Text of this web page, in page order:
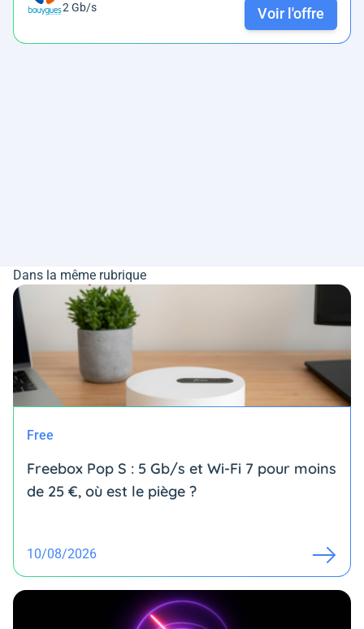
2 Gb/s Voir l'offre
Dans la même rubrique
Free
Freebox Pop S : 5 Gb/s et Wi-Fi 7 pour moins
de 25 €, où est le piège ?
10/08/2026